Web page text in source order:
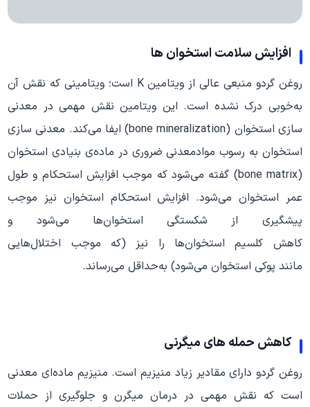
افزایش سلامت استخوان ها
روغن گردو منبعی عالی از ویتامین K است؛ ویتامینی که نقش آن
به‌خوبی درک نشده است. این ویتامین نقش مهمی در معدنی
سازی استخوان (bone mineralization) ایفا می‌کند. معدنی سازی
استخوان به رسوب موادمعدنی ضروری در ماده‌ی بنیادی استخوان
(bone matrix) گفته می‌شود که موجب افزایش استحکام و طول‌
عمر استخوان می‌شود. افزایش استحکام استخوان نیز موجب
پیشگیری از شکستگی استخوان‌ها می‌شود و
کاهش کلسیم استخوان‌ها را نیز (که موجب اختلال‌هایی
مانند پوکی استخوان می‌شود) به‌حداقل می‌رساند.
کاهش حمله های میگرنی
روغن گردو دارای مقادیر زیاد منیزیم است. منیزیم ماده‌ای معدنی
است که نقش مهمی در درمان میگرن و جلوگیری از حملات